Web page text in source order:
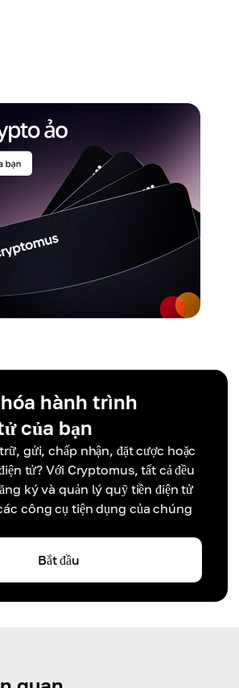
hành trình
của bạn
gửi, chấp nhận, đặt cược hoặc
tử? Với Cryptomus, tất cả đều
ký và quản lý quỹ tiền điện tử
công cụ tiện dụng của chúng
Bắt đầu